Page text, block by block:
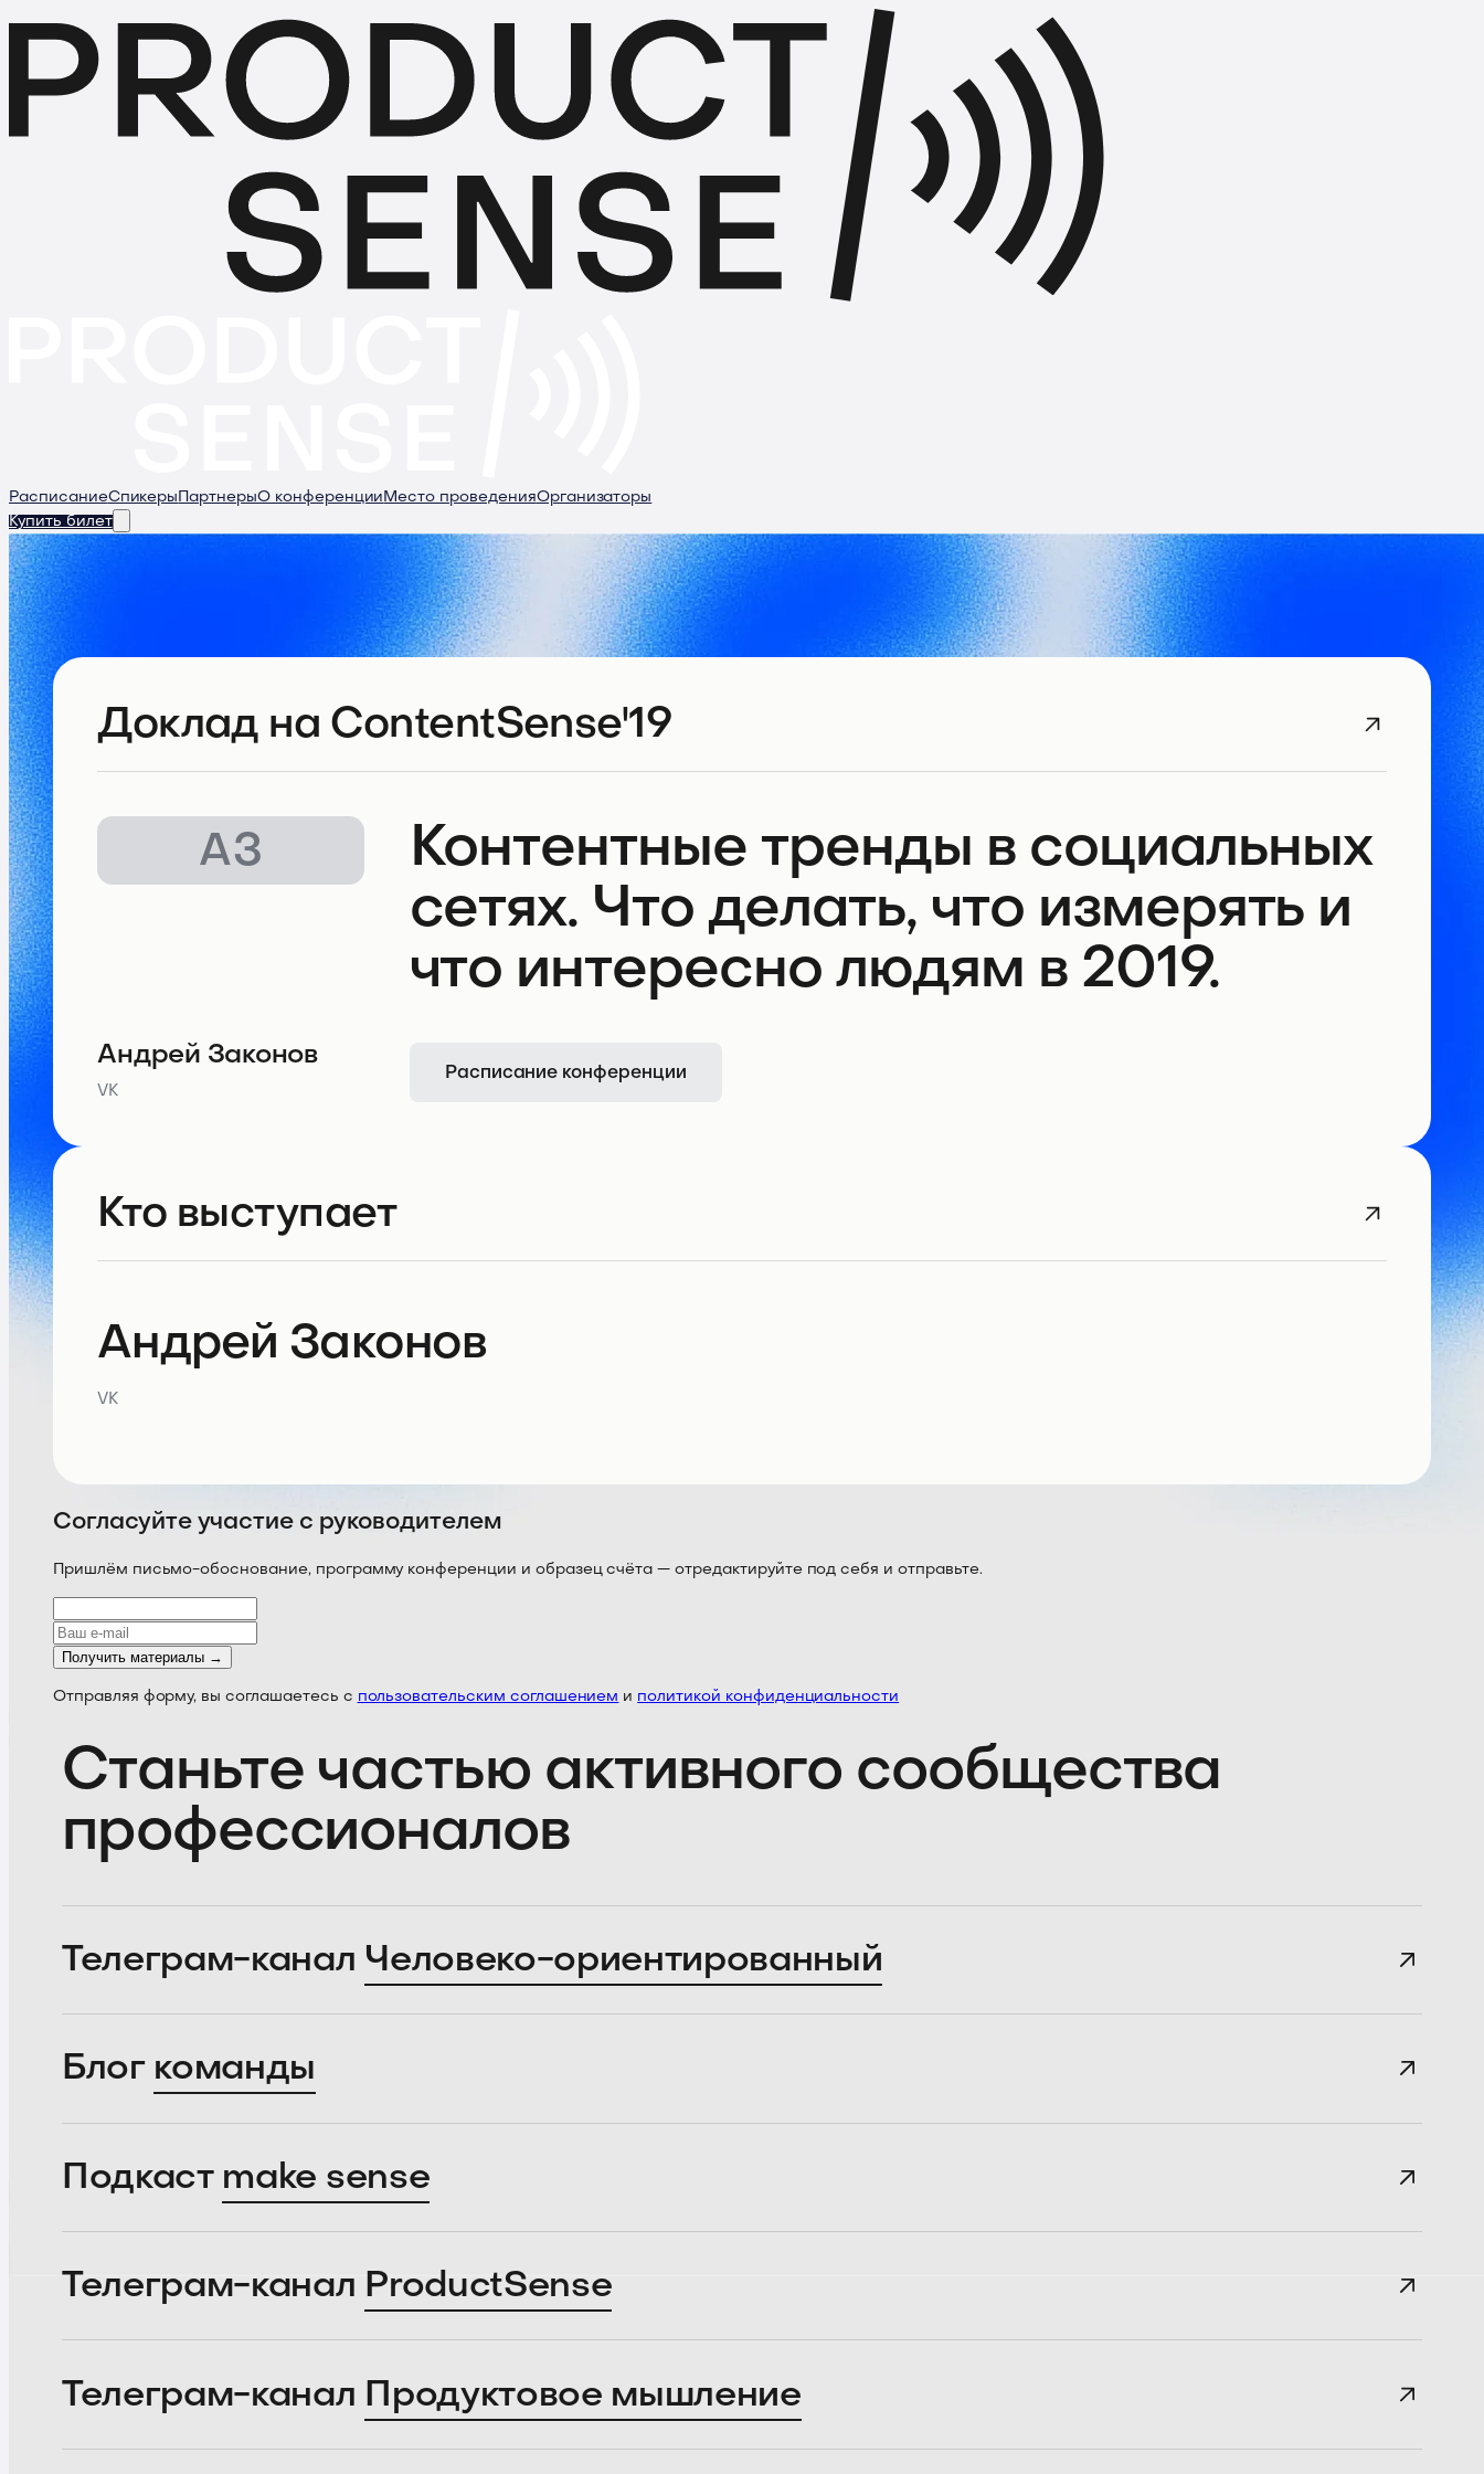
РасписаниеСпикеры ПартнерыО конференции Место проведенияОрганизаторы
Купить билет
Доклад на ContentSense'19
АЗ
Контентные тренды в социальных
сетях. Что делать, что измерять и
что интересно людям в 2019.
Андрей Законов
VK
Расписание конференции
Кто выступает
Андрей Законов
VK
Согласуйте участие с руководителем
Пришлём письмо-обоснование, программу конференции и образец счёта — отредактируйте под себя и отправьте.
Получить материалы →
Отправляя форму, вы соглашаетесь с пользовательским соглашением и политикой конфиденциальности
Станьте частью активного сообщества
профессионалов
Телеграм-канал Человеко-ориентированный
Блог команды
Подкаст make sense
Телеграм-канал ProductSense
Телеграм-канал Продуктовое мышление